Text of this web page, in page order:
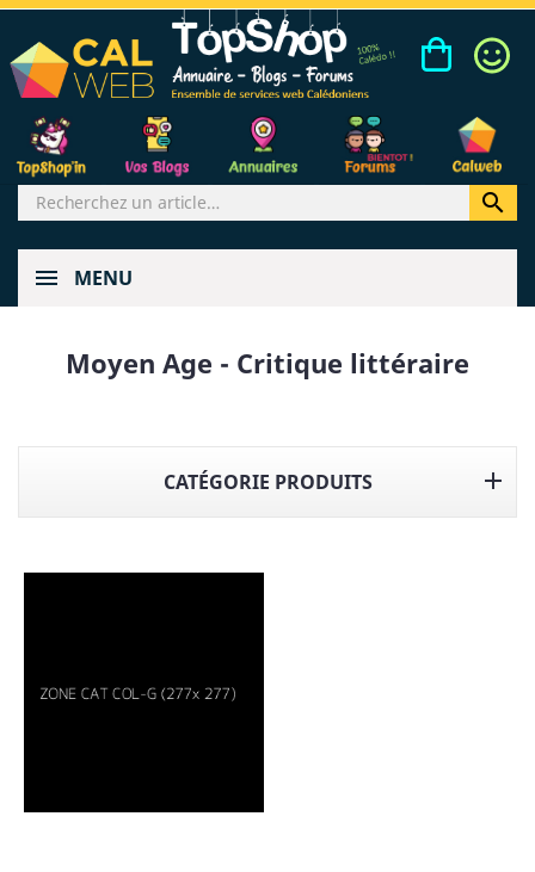

MENU
Moyen Age - Critique littéraire
CATÉGORIE PRODUITS 